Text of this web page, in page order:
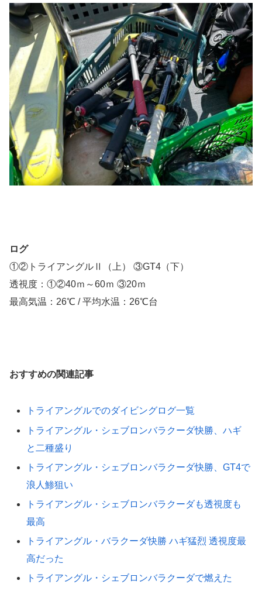
ログ
①②トライアングルⅡ（上） ③GT4（下）
透視度：①②40ｍ～60ｍ ③20ｍ
最高気温：26℃ / 平均水温：26℃台
おすすめの関連記事
トライアングルでのダイビングログ一覧
トライアングル・シェブロンバラクーダ快勝、ハギ
と二種盛り
トライアングル・シェブロンバラクーダ快勝、GT4で
浪人鯵狙い
トライアングル・シェブロンバラクーダも透視度も
最高
トライアングル・バラクーダ快勝 ハギ猛烈 透視度最
高だった
トライアングル・シェブロンバラクーダで燃えた